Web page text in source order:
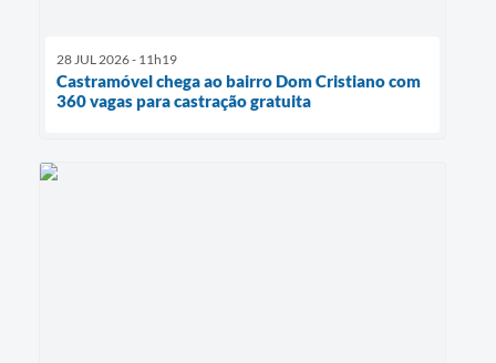
28 JUL 2026 - 11h19
Castramóvel chega ao bairro Dom Cristiano com
360 vagas para castração gratuita